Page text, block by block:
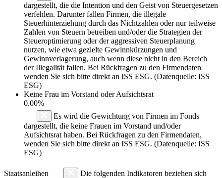
dargestellt, die die Intention und den Geist von Steuergesetzen
verfehlen. Darunter fallen Firmen, die illegale
Steuerhinterziehung durch das Nichtzahlen oder nur teilweise
Zahlen von Steuern betreiben und/oder die Strategien der
Steueroptimierung oder der aggressiven Steuerplanung
nutzen, wie etwa gezielte Gewinnkürzungen und
Gewinnverlagerung, auch wenn diese nicht in den Bereich
der Illegalität fallen. Bei Rückfragen zu den Firmendaten
wenden Sie sich bitte direkt an ISS ESG. (Datenquelle: ISS
ESG)
Keine Frau im Vorstand oder Aufsichtsrat
0.00%
Es wird die Gewichtung von Firmen im Fonds
dargestellt, die keine Frauen im Vorstand und/oder
Aufsichtsrat haben. Bei Rückfragen zu den Firmendaten,
wenden Sie sich bitte direkt an ISS ESG. (Datenquelle: ISS
ESG)
Staatsanleihen
Die folgenden Indikatoren beziehen sich